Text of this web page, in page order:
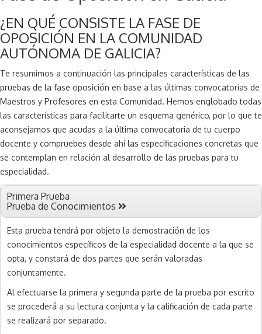
¿EN QUÉ CONSISTE LA FASE DE
OPOSICIÓN EN LA COMUNIDAD
AUTÓNOMA DE GALICIA?
Te resumimos a continuación las principales características de las
pruebas de la fase oposición en base a las últimas convocatorias de
Maestros y Profesores en esta Comunidad. Hemos englobado todas
las características para facilitarte un esquema genérico, por lo que te
aconsejamos que acudas a la última convocatoria de tu cuerpo
docente y compruebes desde ahí las especificaciones concretas que
se contemplan en relación al desarrollo de las pruebas para tu
especialidad.
Primera Prueba
Prueba de Conocimientos
Esta prueba tendrá por objeto la demostración de los
conocimientos específicos de la especialidad docente a la que se
opta, y constará de dos partes que serán valoradas
conjuntamente.
Al efectuarse la primera y segunda parte de la prueba por escrito
se procederá a su lectura conjunta y la calificación de cada parte
se realizará por separado.